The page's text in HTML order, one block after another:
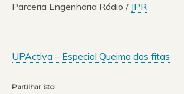
Parceria Engenharia Rádio / JPR
UPActiva – Especial Queima das fitas
Partilhar isto: